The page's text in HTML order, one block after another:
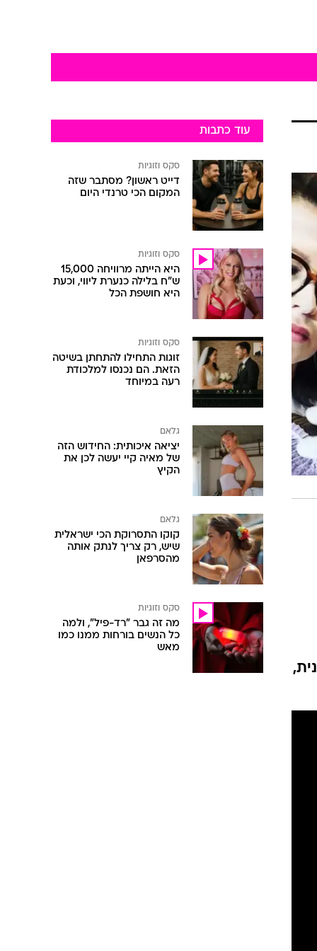
עוד כתבות
סקס וזוגיות
דייט ראשון? מסתבר שזה
המקום הכי טרנדי היום
סקס וזוגיות
היא הייתה מרוויחה 15,000
ש"ח בלילה כנערת ליווי, וכעת
היא חושפת הכל
סקס וזוגיות
זוגות התחילו להתחתן בשיטה
הזאת. הם נכנסו למלכודת
רעה במיוחד
גלאם
יציאה איכותית: החידוש הזה
של מאיה קיי יעשה לכן את
הקיץ
גלאם
קוקו התסרוקת הכי ישראלית
שיש, רק צריך לנתק אותה
מהסרפאן
סקס וזוגיות
מה זה גבר "רד-פיל", ולמה
כל הנשים בורחות ממנו כמו
מאש